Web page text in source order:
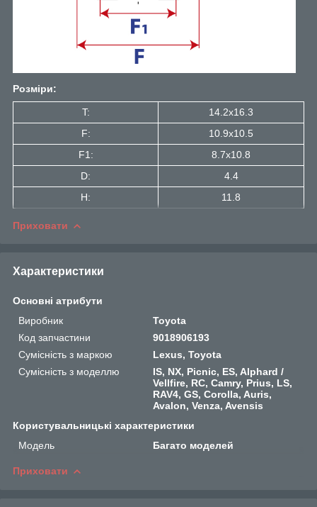
Розміри:
T:
14.2x16.3
F:
10.9x10.5
F1:
8.7x10.8
D:
4.4
H:
11.8
Приховати
Характеристики
Основні атрибути
Виробник
Toyota
Код запчастини
9018906193
Сумісність з маркою
Lexus, Toyota
Сумісність з моделлю
IS, NX, Picnic, ES, Alphard /
Vellfire, RC, Camry, Prius, LS,
RAV4, GS, Corolla, Auris,
Avalon, Venza, Avensis
Користувальницькі характеристики
Мoдель
Багато моделей
Приховати